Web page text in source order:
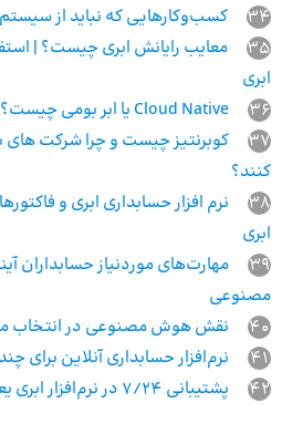
34
کسب‌وکارهایی که نباید از سیستم
35
معایب رایانش ابری چیست؟ |
ابری
36
37
کوبرنتیز چیست و چرا شرکت های
کنند؟
38
نرم افزار حسابداری ابری و
ابری
39
مهارت‌های موردنیاز حسابداران
مصنوعی
40
نقش هوش مصنوعی در انتخاب
41
نرم‌افزار حسابداری آنلاین برای
42
پشتیبانی 7/24 در نرم‌افزار ابری یعنی چه؟